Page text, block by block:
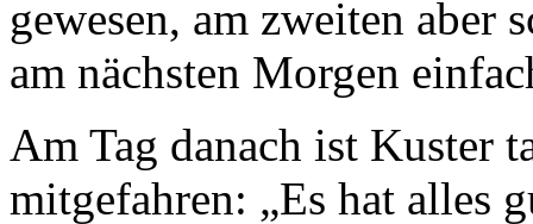
gewesen, am zweiten aber
am nächsten Morgen
Am Tag danach ist Kuster
mitgefahren: „Es hat alles